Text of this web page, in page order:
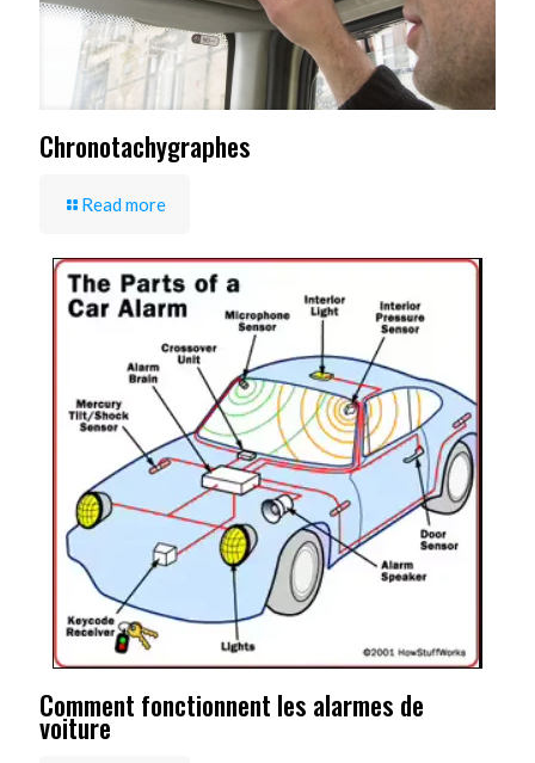
Chronotachygraphes
Read more
Comment fonctionnent les alarmes de
voiture